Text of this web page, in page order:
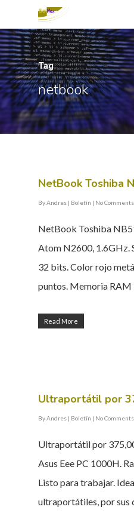
Hit enter to search or
Tag
netbook
NetBook Toshiba
ByAndres | Boletín | No Comments
NetBook Toshiba
Atom N2600, 1.6GHz.
32 bits. Color rojo
puntos. Memoria
Read More
Ultraportátil por
ByAndres | Boletín | No Comments
Ultraportátil por
Asus Eee PC 1000H.
Listo para trabajar.
ultraportátiles, por sus